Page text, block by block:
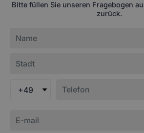
Bitte füllen Sie unseren Fragebogen
zurück.
+49